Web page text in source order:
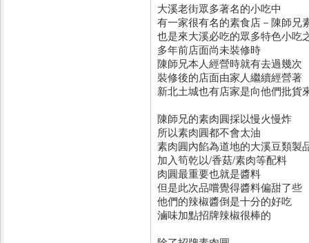
大溪老街眾多著名的小吃中
有一家很有名的素食店－陳師兄
也是來大溪必吃的眾多特色小吃
多年前店面尚未裝修時
陳師兄本人經營時就有去過幾次
裝修後的店面由家人繼續經營著
新北土城也有店家是向他們批貨
陳師兄的素肉圓採以慢火慢炸
所以素肉圓都不會太油
素肉圓內餡為道地的大溪豆類製
加入筍乾以/香菇/素肉等配料
肉圓最重要也就是醬料
但是此次品嚐覺得醬料偏甜了些
他們的辣椒醬倒是十分的好吃
滷味加點招牌辣椒很棒的